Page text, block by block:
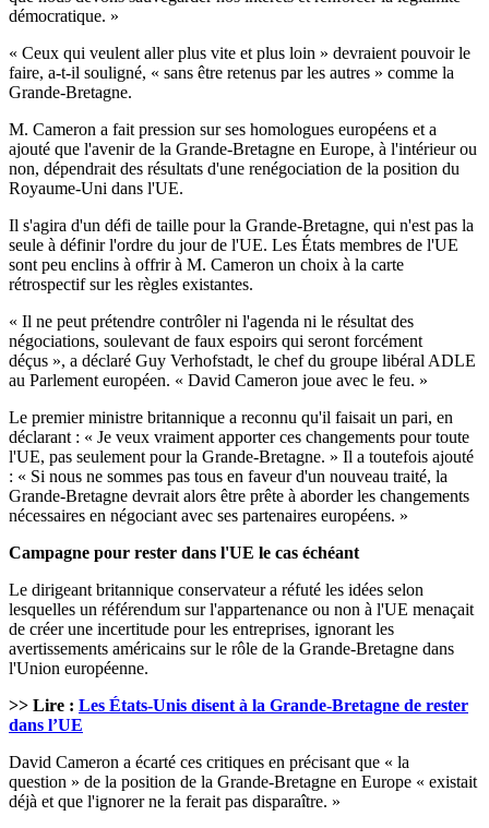
démocratique. »
« Ceux qui veulent aller plus vite et plus loin » devraient pouvoir le
faire, a-t-il souligné, « sans être retenus par les autres » comme la
Grande-Bretagne.
M. Cameron a fait pression sur ses homologues européens et a
ajouté que l'avenir de la Grande-Bretagne en Europe, à l'intérieur ou
non, dépendrait des résultats d'une renégociation de la position du
Royaume-Uni dans l'UE.
Il s'agira d'un défi de taille pour la Grande-Bretagne, qui n'est pas la
seule à définir l'ordre du jour de l'UE. Les États membres de l'UE
sont peu enclins à offrir à M. Cameron un choix à la carte
rétrospectif sur les règles existantes.
« Il ne peut prétendre contrôler ni l'agenda ni le résultat des
négociations, soulevant de faux espoirs qui seront forcément
déçus », a déclaré Guy Verhofstadt, le chef du groupe libéral ADLE
au Parlement européen. « David Cameron joue avec le feu. »
Le premier ministre britannique a reconnu qu'il faisait un pari, en
déclarant : « Je veux vraiment apporter ces changements pour toute
l'UE, pas seulement pour la Grande-Bretagne. » Il a toutefois ajouté
: « Si nous ne sommes pas tous en faveur d'un nouveau traité, la
Grande-Bretagne devrait alors être prête à aborder les changements
nécessaires en négociant avec ses partenaires européens. »
Campagne pour rester dans l'UE le cas échéant
Le dirigeant britannique conservateur a réfuté les idées selon
lesquelles un référendum sur l'appartenance ou non à l'UE menaçait
de créer une incertitude pour les entreprises, ignorant les
avertissements américains sur le rôle de la Grande-Bretagne dans
l'Union européenne.
>> Lire : Les États-Unis disent à la Grande-Bretagne de rester
dans l’UE
David Cameron a écarté ces critiques en précisant que « la
question » de la position de la Grande-Bretagne en Europe « existait
déjà et que l'ignorer ne la ferait pas disparaître. »